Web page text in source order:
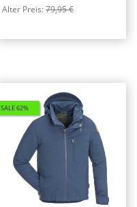
Alter Preis:79,95 €
SALE 62%